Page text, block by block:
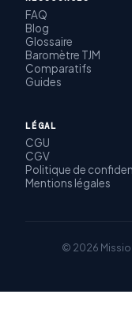
FAQ
Blog
Glossaire
Baromètre TJM
Comparatifs
Guides
LÉGAL
CGU
CGV
Politique de
Mentions légales
© 2026 Mission